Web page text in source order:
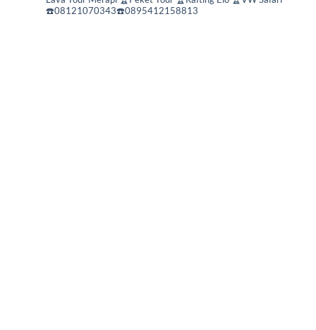
☎️08121070343☎️0895412158813